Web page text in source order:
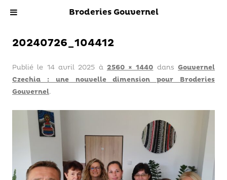
20240726_104412
Publié le 14 avril 2025 à 2560 × 1440 dansGouvernel
Czechia : une nouvelle dimension pour Broderies
Gouvernel.
Broderies Gouvernel